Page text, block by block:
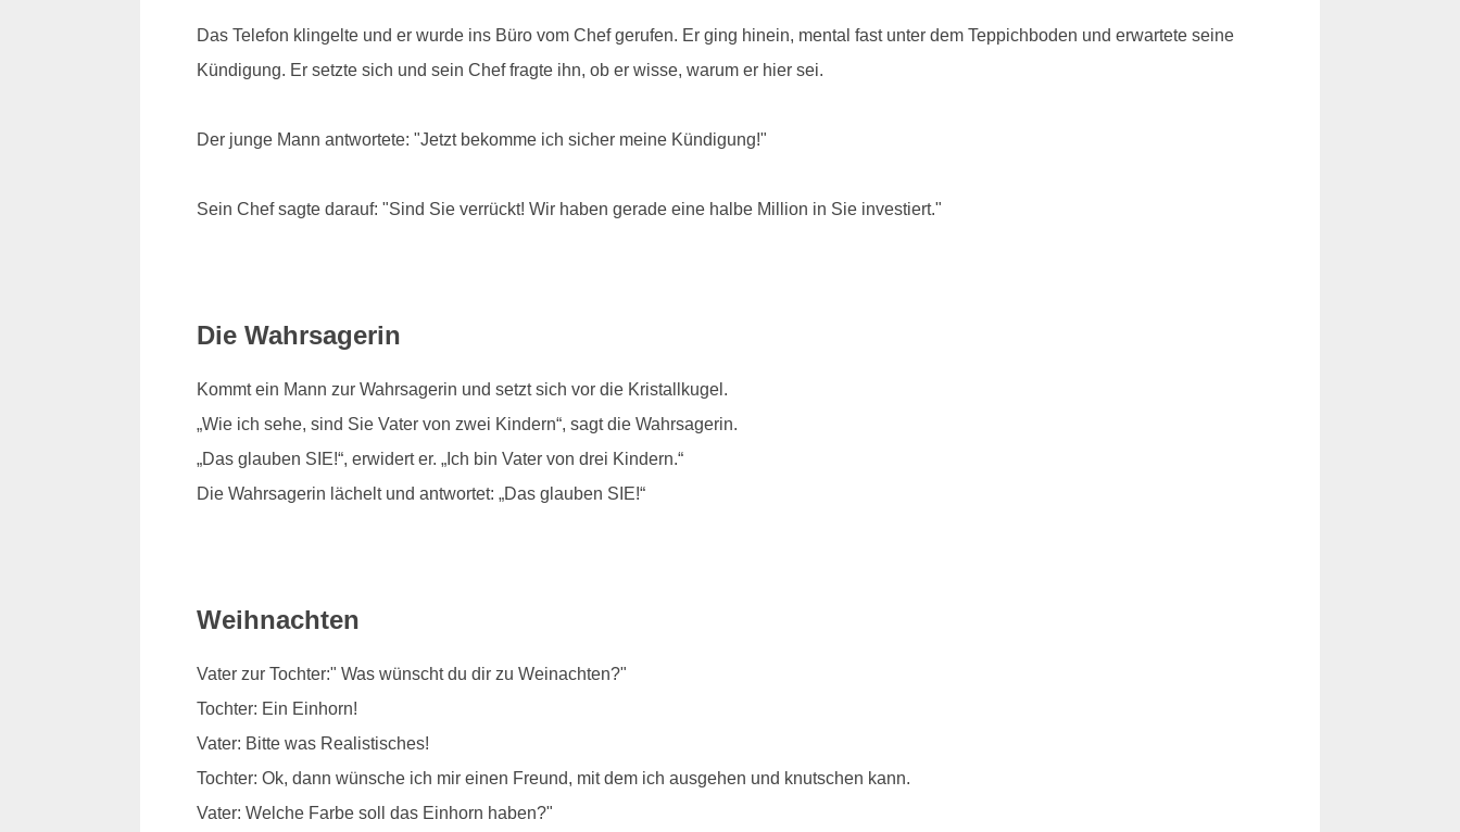
Das Telefon klingelte und er wurde ins Büro vom Chef gerufen. Er ging hinein, mental fast unter dem Teppichboden und erwartete seine
Kündigung. Er setzte sich und sein Chef fragte ihn, ob er wisse, warum er hier sei.
Der junge Mann antwortete: "Jetzt bekomme ich sicher meine Kündigung!"
Sein Chef sagte darauf: "Sind Sie verrückt! Wir haben gerade eine halbe Million in Sie investiert."
Die Wahrsagerin
Kommt ein Mann zur Wahrsagerin und setzt sich vor die Kristallkugel.
„Wie ich sehe, sind Sie Vater von zwei Kindern“, sagt die Wahrsagerin.
„Das glauben SIE!“, erwidert er. „Ich bin Vater von drei Kindern.“
Die Wahrsagerin lächelt und antwortet: „Das glauben SIE!“
Weihnachten
Vater zur Tochter:" Was wünscht du dir zu Weinachten?"
Tochter: Ein Einhorn!
Vater: Bitte was Realistisches!
Tochter: Ok, dann wünsche ich mir einen Freund, mit dem ich ausgehen und knutschen kann.
Vater: Welche Farbe soll das Einhorn haben?"